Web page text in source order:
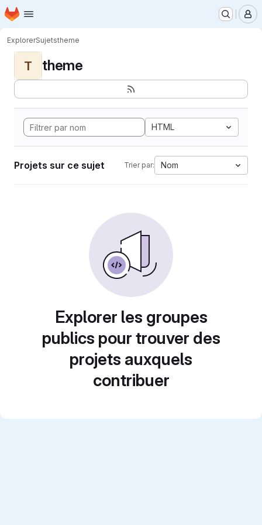
Passer au contenu principal
Page d'accueil
ExplorerSujetstheme
T theme
HTML
Projets sur ce sujet Trier par: Nom
Explorer les groupes
publics pour trouver des
projets auxquels
contribuer